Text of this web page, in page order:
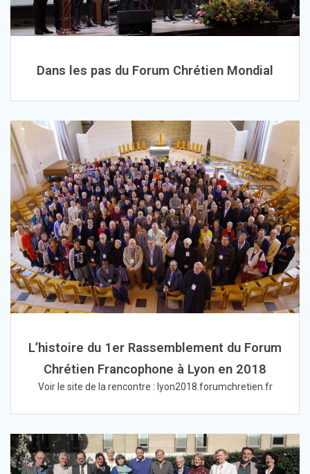
Dans les pas du Forum Chrétien Mondial
L’histoire du 1er Rassemblement du Forum
Chrétien Francophone à Lyon en 2018
Voir le site de la rencontre : lyon2018.forumchretien.fr